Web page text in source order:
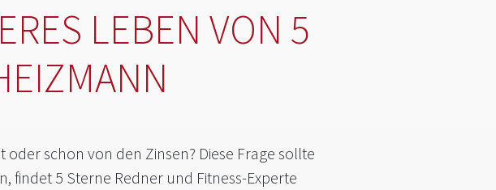
LEBEN VON 5
oder schon von den Zinsen? Diese Frage sollte
findet 5 Sterne Redner und Fitness-Experte